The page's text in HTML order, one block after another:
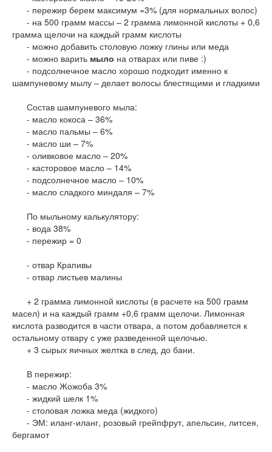
- пережир берем максимум =3% (для нормальных волос)
- на 500 грамм массы – 2 грамма лимонной кислоты + 0,6
грамма щелочи на каждый грамм кислоты
- можно добавить столовую ложку глины или меда
- можно варить мыло на отварах или пиве :)
- подсолнечное масло хорошо подходит именно к
шампуневому мылу – делает волосы блестящими и гладкими
Состав шампуневого мыла:
- масло кокоса – 36%
- масло пальмы – 6%
- масло ши – 7%
- оливковое масло – 20%
- касторовое масло – 14%
- подсолнечное масло – 10%
- масло сладкого миндаля – 7%
По мыльному калькулятору:
- вода 38%
- пережир = 0
- отвар Крапивы
- отвар листьев малины
+ 2 грамма лимонной кислоты (в расчете на 500 грамм
масел) и на каждый грамм +0,6 грамм щелочи. Лимонная
кислота разводится в части отвара, а потом добавляется к
остальному отвару с уже разведенной щелочью.
+ 3 сырых яичных желтка в след, до бани.
В пережир:
- масло Жожоба 3%
- жидкий шелк 1%
- столовая ложка меда (жидкого)
- ЭМ: иланг-иланг, розовый грейпфрут, апельсин, литсея,
бергамот